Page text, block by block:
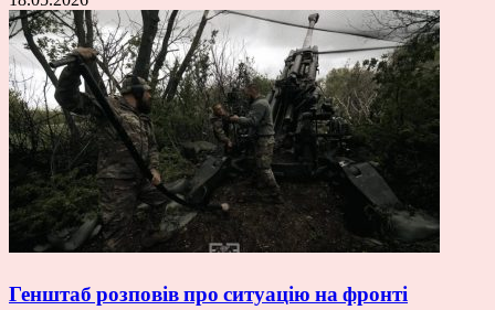
Генштаб розповів про ситуацію на фронті